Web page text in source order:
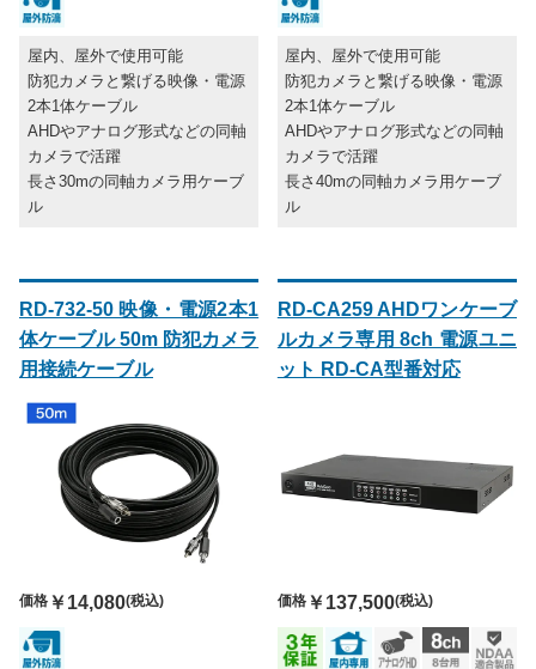
屋内、屋外で使用可能
防犯カメラと繋げる映像・電源
2本1体ケーブル
AHDやアナログ形式などの同軸
カメラで活躍
長さ30mの同軸カメラ用ケーブ
ル
屋内、屋外で使用可能
防犯カメラと繋げる映像・電源
2本1体ケーブル
AHDやアナログ形式などの同軸
カメラで活躍
長さ40mの同軸カメラ用ケーブ
ル
RD-732-50 映像・電源2本1
体ケーブル 50m 防犯カメラ
用接続ケーブル
価格 ￥14,080(税込)
RD-CA259 AHDワンケーブ
ルカメラ専用 8ch 電源ユニ
ット RD-CA型番対応
価格￥137,500(税込)